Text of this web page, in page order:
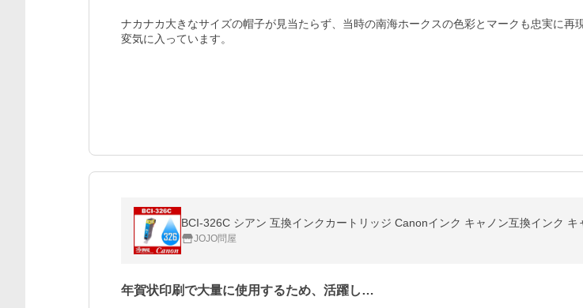
ナカナカ大きなサイズの帽子が見当たらず、当時の南海ホークスの色彩とマークも忠実に再
変気に入っています。
BCI-326C シアン 互換インクカートリッジ Canonインク キャノン互換インク キ
JOJO問屋
年賀状印刷で大量に使用するため、活躍し…